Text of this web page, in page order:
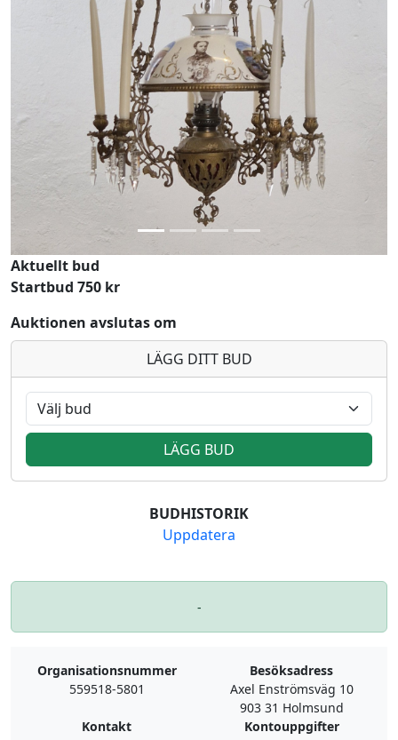
Previous
Aktuellt bud
Startbud 750 kr
Auktionen avslutas om
LÄGG DITT BUD
LÄGG BUD
BUDHISTORIK
Uppdatera
-
Organisationsnummer
559518-5801
Besöksadress
Axel Enströmsväg 10
903 31 Holmsund
Kontakt
Kontouppgifter